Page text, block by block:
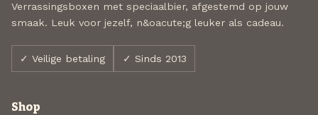
Verrassingsboxen met speciaalbier, afgestemd op jouw
smaak. Leuk voor jezelf, n&oacute;g leuker als cadeau.
✓ Veilige betaling ✓ Sinds 2013
Shop